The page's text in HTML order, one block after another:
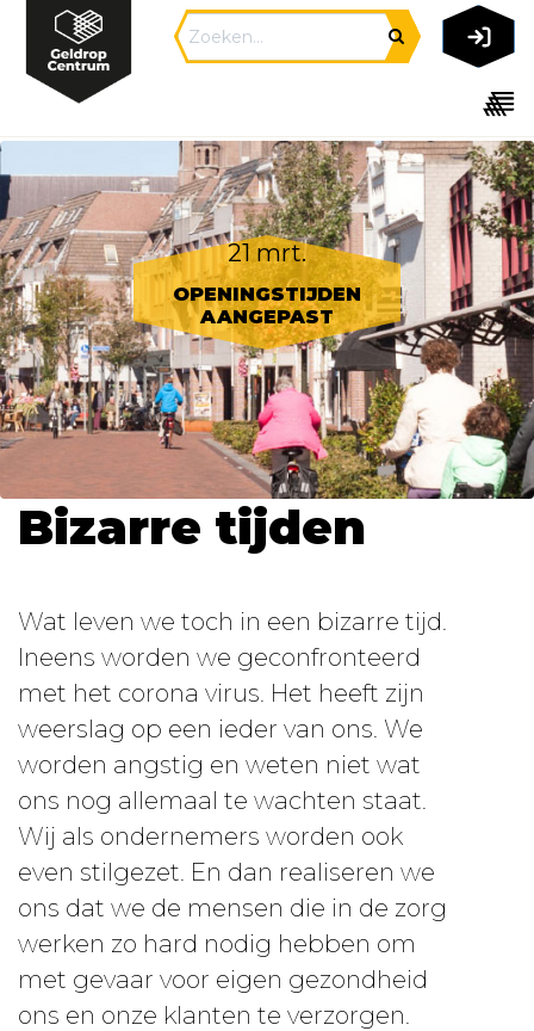
21 mrt.
OPENINGSTIJDEN
AANGEPAST
Bizarre tijden
Wat leven we toch in een bizarre tijd.
Ineens worden we geconfronteerd
met het corona virus. Het heeft zijn
weerslag op een ieder van ons. We
worden angstig en weten niet wat
ons nog allemaal te wachten staat.
Wij als ondernemers worden ook
even stilgezet. En dan realiseren we
ons dat we de mensen die in de zorg
werken zo hard nodig hebben om
met gevaar voor eigen gezondheid
ons en onze klanten te verzorgen.